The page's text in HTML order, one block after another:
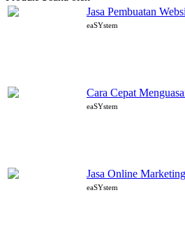
Jasa Pembuatan
eaSYstem
Cara Cepat
eaSYstem
Jasa Online Marketing
eaSYstem